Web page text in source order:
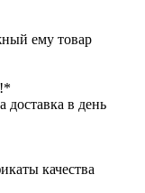
ему товар
доставка в день
качества